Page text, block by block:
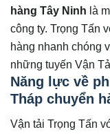
hàng Tây Ninh là
công ty. Trọng Tấn
hàng nhanh chóng
những tuyến Vận
Năng lực về
Tháp chuyển
Vận tải Trọng Tấn